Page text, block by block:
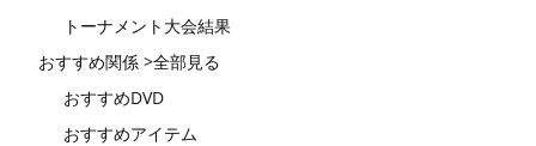
トーナメント大会結果
おすすめ関係 >全部見る
おすすめDVD
おすすめアイテム